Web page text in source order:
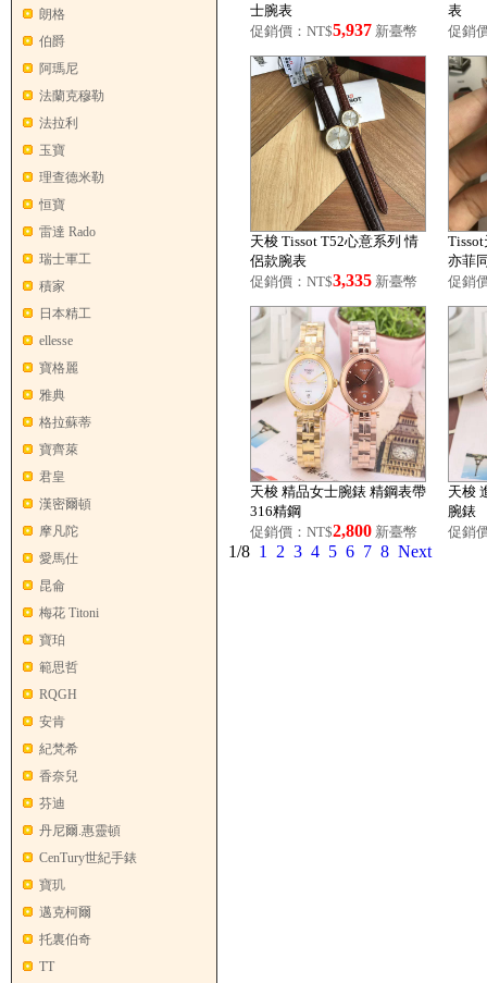
朗格
伯爵
阿瑪尼
法蘭克穆勒
法拉利
玉寶
理查德米勒
恒寶
雷達 Rado
瑞士軍工
積家
日本精工
ellesse
寶格麗
雅典
格拉蘇蒂
寶齊萊
君皇
漢密爾頓
摩凡陀
愛馬仕
昆侖
梅花 Titoni
寶珀
範思哲
RQGH
安肯
紀梵希
香奈兒
芬迪
丹尼爾.惠靈頓
CenTury世紀手錶
寶玑
邁克柯爾
托裏伯奇
TT
士腕表
促銷價：NT$5,937 新臺幣
表
促銷
天梭 Tissot T52心意系列 情
侶款腕表
促銷價：NT$3,335 新臺幣
亦菲
促銷
天梭 精品女士腕錶 精鋼表帶
316精鋼
促銷價：NT$2,800 新臺幣
天梭
腕錶
促銷
1/8 1 2 3 4 5 6 7 8 Next